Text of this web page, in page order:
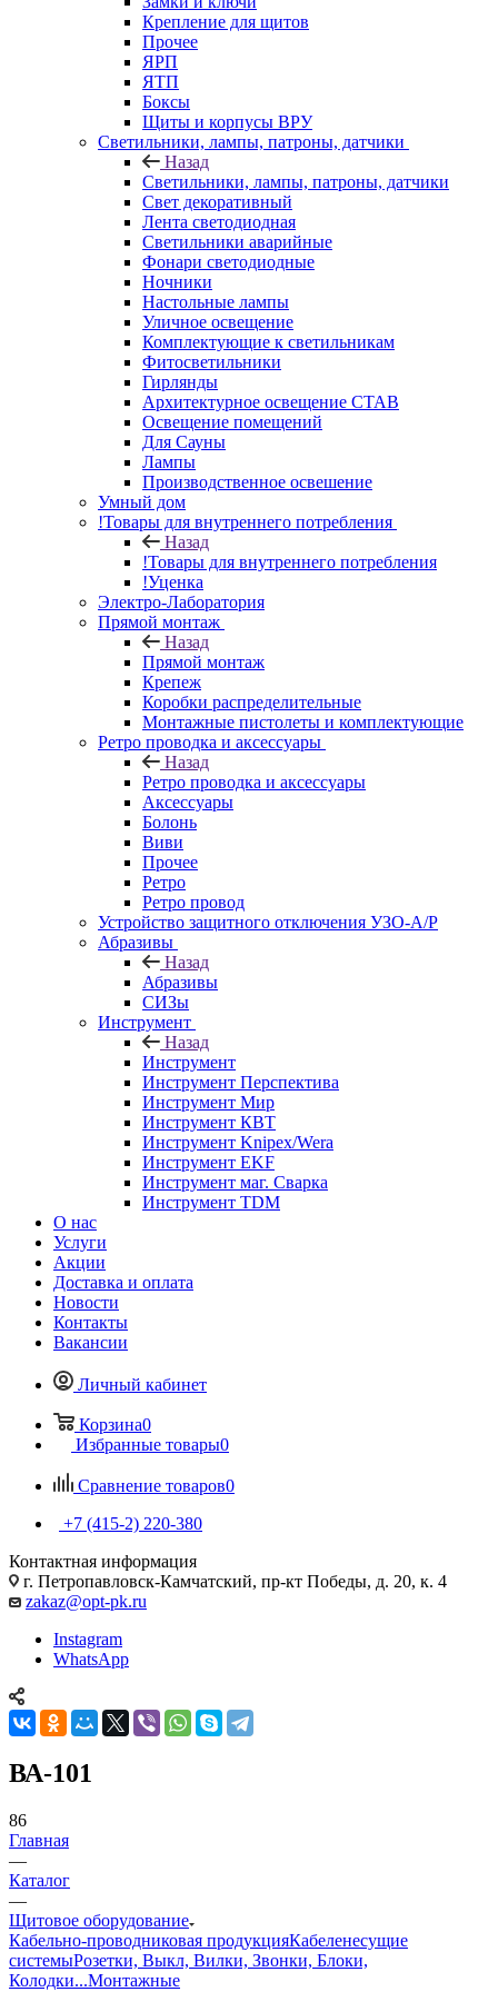
Крепление для щитов
Прочее
ЯРП
ЯТП
Боксы
Щиты и корпусы ВРУ
Светильники, лампы, патроны, датчики
Назад
Светильники, лампы, патроны, датчики
Свет декоративный
Лента светодиодная
Светильники аварийные
Фонари светодиодные
Ночники
Настольные лампы
Уличное освещение
Комплектующие к светильникам
Фитосветильники
Гирлянды
Архитектурное освещение СТАВ
Освещение помещений
Для Сауны
Лампы
Производственное освешение
Умный дом
!Товары для внутреннего потребления
Назад
!Товары для внутреннего потребления
!Уценка
Электро-Лаборатория
Прямой монтаж
Назад
Прямой монтаж
Крепеж
Коробки распределительные
Монтажные пистолеты и комплектующие
Ретро проводка и аксессуары
Назад
Ретро проводка и аксессуары
Аксессуары
Болонь
Виви
Прочее
Ретро
Ретро провод
Устройство защитного отключения УЗО-А/Р
Абразивы
Назад
Абразивы
СИЗы
Инструмент
Назад
Инструмент
Инструмент Перспектива
Инструмент Мир
Инструмент КВТ
Инструмент Knipex/Wera
Инструмент EKF
Инструмент маг. Сварка
Инструмент TDM
О нас
Услуги
Акции
Доставка и оплата
Новости
Контакты
Вакансии
Личный кабинет
Корзина0
Избранные товары0
Сравнение товаров0
+7 (415-2) 220-380
Контактная информация
г. Петропавловск-Камчатский, пр-кт Победы, д. 20, к. 4
zakaz@opt-pk.ru
Instagram
WhatsApp
ВА-101
86
Главная
—
Каталог
—
Щитовое оборудование
Кабельно-проводниковая продукцияКабеленесущие
системыРозетки, Выкл, Вилки, Звонки, Блоки,
Колодки...Монтажные